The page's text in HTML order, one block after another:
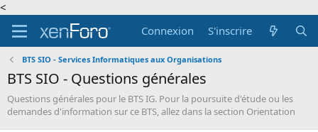
<
Connexion
S'inscrire
BTS SIO - Services Informatiques aux Organisations
BTS SIO - Questions générales
Questions générales pour le BTS IG. Pour la poursuite d'étude ou les
demandes d'information sur ce BTS, allez dans la section Orientation